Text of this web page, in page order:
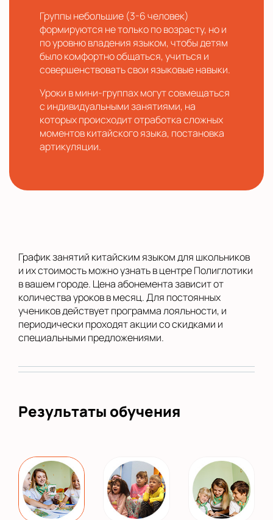
Группы небольшие (3-6 человек)
формируются не только по возрасту, но и
по уровню владения языком, чтобы детям
было комфортно общаться, учиться и
совершенствовать свои языковые навыки.
Уроки в мини-группах могут совмещаться
с индивидуальными занятиями, на
которых происходит отработка сложных
моментов китайского языка, постановка
артикуляции.
График занятий китайским языком для школьников
и их стоимость можно узнать в центре Полиглотики
в вашем городе. Цена абонемента зависит от
количества уроков в месяц. Для постоянных
учеников действует программа лояльности, и
периодически проходят акции со скидками и
специальными предложениями.
Результаты обучения